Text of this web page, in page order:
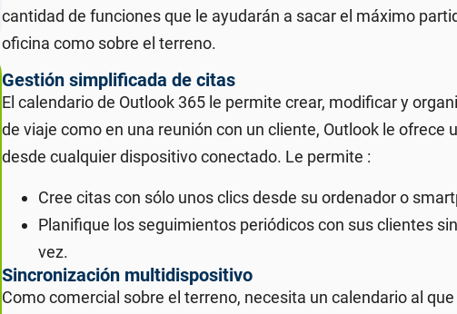
cantidad de funciones que le ayudarán a sacar el máximo
oficina como sobre el terreno.
Gestión simplificada de citas
El calendario de Outlook 365 le permite crear, modificar y
de viaje como en una reunión con un cliente, Outlook le ofrece
desde cualquier dispositivo conectado. Le permite :
Cree citas con sólo unos clics desde su ordenador o
Planifique los seguimientos periódicos con sus clientes
vez.
Sincronización multidispositivo
Como comercial sobre el terreno, necesita un calendario al